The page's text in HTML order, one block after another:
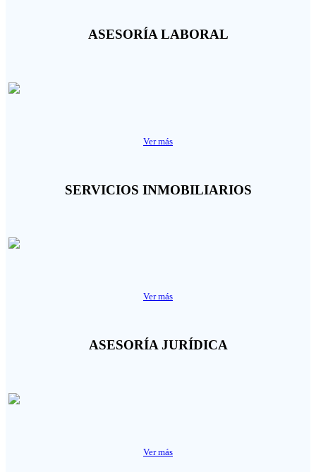
ASESORÍA LABORAL
Ver más
SERVICIOS INMOBILIARIOS
Ver más
ASESORÍA JURÍDICA
Ver más